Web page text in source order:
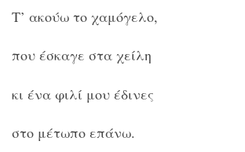
Τ’ ακούω το χαμόγελο,
που έσκαγε στα χείλη
κι ένα φιλί μου έδινες
στο μέτωπο επάνω.